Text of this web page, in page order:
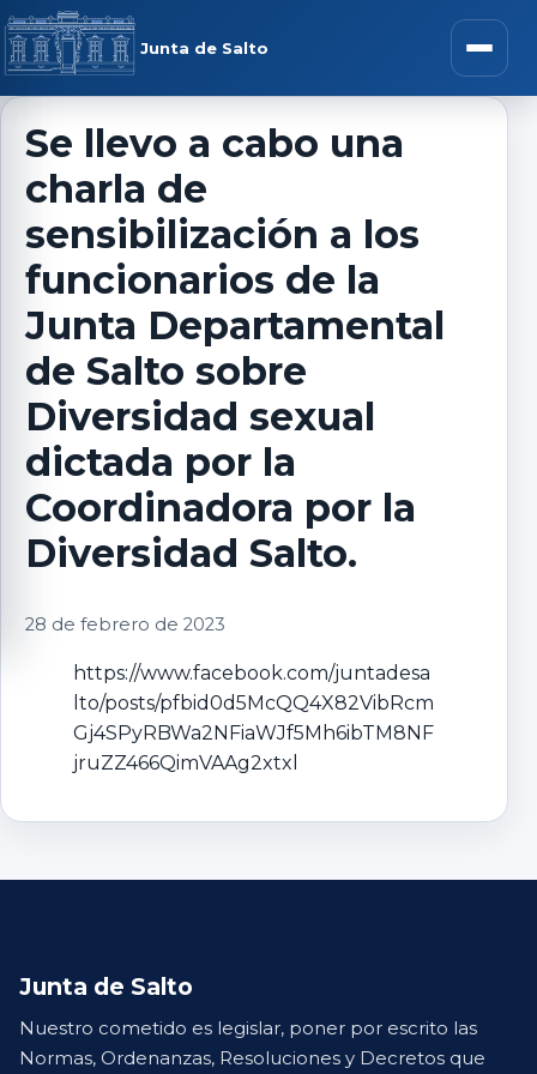
Saltar al contenido
Junta de Salto Abrir
menú
Se llevo a cabo una
charla de
sensibilización a los
funcionarios de la
Junta Departamental
de Salto sobre
Diversidad sexual
dictada por la
Coordinadora por la
Diversidad Salto.
28 de febrero de 2023
https://www.facebook.com/juntadesa
lto/posts/pfbid0d5McQQ4X82VibRcm
Gj4SPyRBWa2NFiaWJf5Mh6ibTM8NF
jruZZ466QimVAAg2xtxl
Junta de Salto
Nuestro cometido es legislar, poner por escrito las
Normas, Ordenanzas, Resoluciones y Decretos que